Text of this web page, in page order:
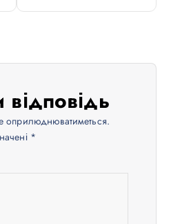
оприлюднюватиметься.
*